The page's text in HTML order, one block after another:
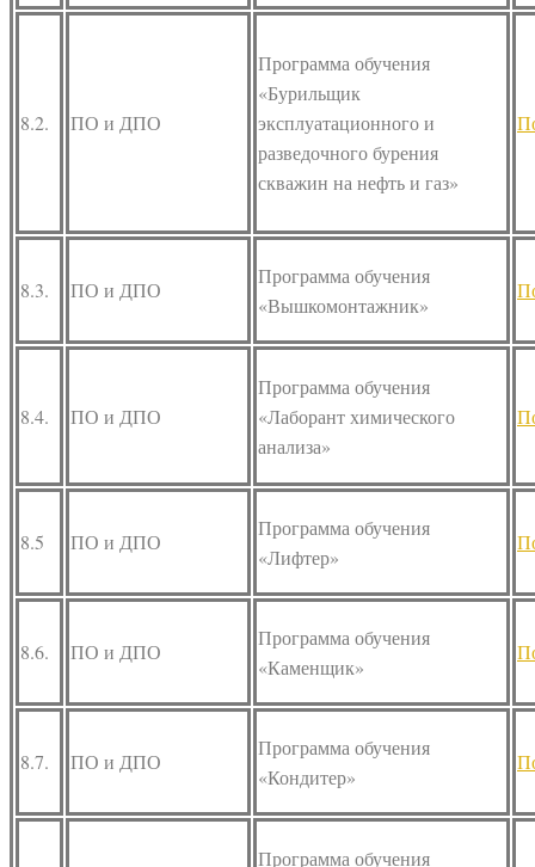
8.2. ПО и ДПО
Программа обучения
«Бурильщик
эксплуатационного и
разведочного бурения
скважин на нефть и газ»
8.3. ПО и ДПО
Программа обучения
«Вышкомонтажник»
8.4. ПО и ДПО
Программа обучения
«Лаборант химического
анализа»
8.5 ПО и ДПО
Программа обучения
«Лифтер»
8.6. ПО и ДПО
Программа обучения
«Каменщик»
8.7. ПО и ДПО
Программа обучения
«Кондитер»
Программа обучения